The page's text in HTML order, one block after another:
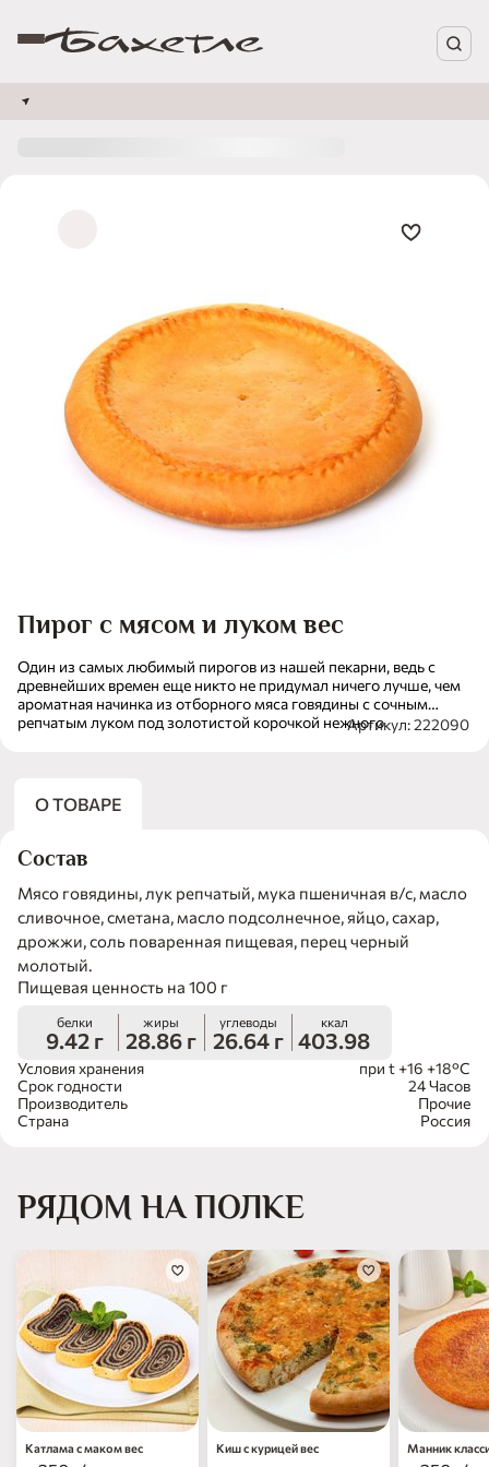
Пирог с мясом и луком вес
Один из самых любимый пирогов из нашей пекарни, ведь с
древнейших времен еще никто не придумал ничего лучше, чем
ароматная начинка из отборного мяса говядины с сочным
репчатым луком под золотистой корочкой нежногоАртикул: 222090
О ТОВАРЕ
Пищевая ценность на 100 г
белки
9.42 г
жиры
28.86 г
углеводы
26.64 г
ккал
403.98
Условия хранения
при t +16 +18°C
Срок годности
24 Часов
Производитель
Прочие
Страна
Россия
Состав
Мясо говядины, лук репчатый, мука пшеничная в/с, масло
сливочное, сметана, масло подсолнечное, яйцо, сахар,
дрожжи, соль поваренная пищевая, перец черный
молотый.
РЯДОМ НА ПОЛКЕ
Катлама с маком вес Киш с курицей вес Манник